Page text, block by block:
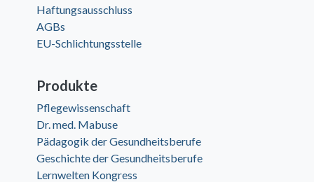
Haftungsausschluss
AGBs
EU-Schlichtungsstelle
Produkte
Pflegewissenschaft
Dr. med. Mabuse
Pädagogik der Gesundheitsberufe
Geschichte der Gesundheitsberufe
Lernwelten Kongress